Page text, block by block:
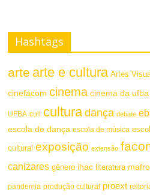
e
Hashtags
arte arte e cultura Artes
cinefacom cinema cinema da ufba
UFBA cult cultura dança debate
escola de dança escola de música
cultural exposição extensão
canizares gênero ihac literatura mafro
pandemia produção cultural proext